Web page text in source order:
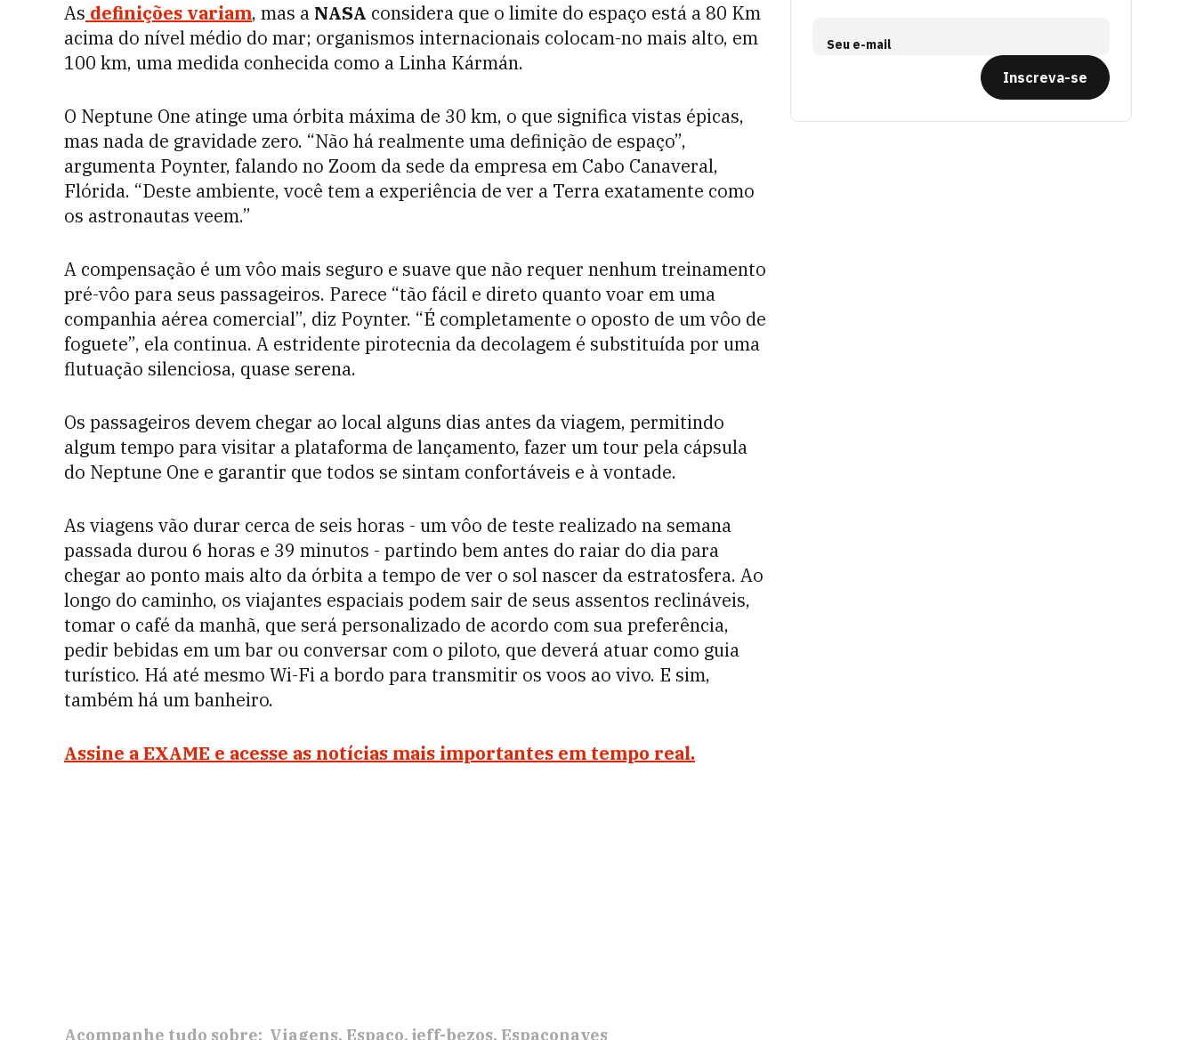
As definições variam, mas a NASA considera que o limite do espaço está a 80 Km
acima do nível médio do mar; organismos internacionais colocam-no mais alto, em
100 km, uma medida conhecida como a Linha Kármán.
O Neptune One atinge uma órbita máxima de 30 km, o que significa vistas épicas,
mas nada de gravidade zero. “Não há realmente uma definição de espaço”,
argumenta Poynter, falando no Zoom da sede da empresa em Cabo Canaveral,
Flórida. “Deste ambiente, você tem a experiência de ver a Terra exatamente como
os astronautas veem.”
A compensação é um vôo mais seguro e suave que não requer nenhum treinamento
pré-vôo para seus passageiros. Parece “tão fácil e direto quanto voar em uma
companhia aérea comercial”, diz Poynter. “É completamente o oposto de um vôo de
foguete”, ela continua. A estridente pirotecnia da decolagem é substituída por uma
flutuação silenciosa, quase serena.
Os passageiros devem chegar ao local alguns dias antes da viagem, permitindo
algum tempo para visitar a plataforma de lançamento, fazer um tour pela cápsula
do Neptune One e garantir que todos se sintam confortáveis e à vontade.
As viagens vão durar cerca de seis horas - um vôo de teste realizado na semana
passada durou 6 horas e 39 minutos - partindo bem antes do raiar do dia para
chegar ao ponto mais alto da órbita a tempo de ver o sol nascer da estratosfera. Ao
longo do caminho, os viajantes espaciais podem sair de seus assentos reclináveis,
tomar o café da manhã, que será personalizado de acordo com sua preferência,
pedir bebidas em um bar ou conversar com o piloto, que deverá atuar como guia
turístico. Há até mesmo Wi-Fi a bordo para transmitir os voos ao vivo. E sim,
também há um banheiro.
Assine a EXAME e acesse as notícias mais importantes em tempo real.
Acompanhe tudo sobre: Viagens Espaço jeff-bezos Espaçonaves
Seu e-mail
Inscreva-se